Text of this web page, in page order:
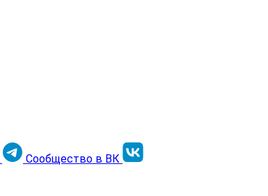
Сообщество в ВК